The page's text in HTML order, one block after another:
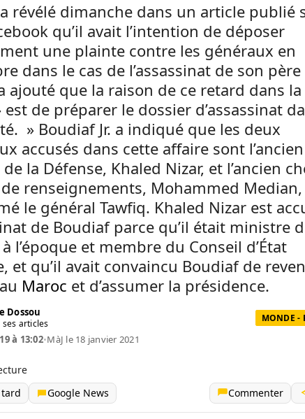
révélé dimanche dans un article publié
qu’il avait l’intention de déposer
une plainte contre les généraux en
dans le cas de l’assassinat de son
ajouté que la raison de ce retard dans la
de préparer le dossier d’assassinat
» Boudiaf Jr. a indiqué que les deux
accusés dans cette affaire sont l’ancien
la Défense, Khaled Nizar, et l’ancien
renseignements, Mohammed Median,
le général Tawfiq. Khaled Nizar est
de Boudiaf parce qu’il était ministre
l’époque et membre du Conseil d’État
et qu’il avait convaincu Boudiaf de
Maroc et d’assumer la présidence.
Dossou
ses articles MONDE -
à 13:02•MàJ le 18 janvier 2021
Google News Commenter